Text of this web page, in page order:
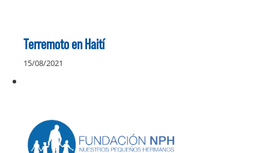
Terremoto en Haití
15/08/2021